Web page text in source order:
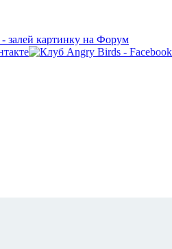
- залей картинку на Форум